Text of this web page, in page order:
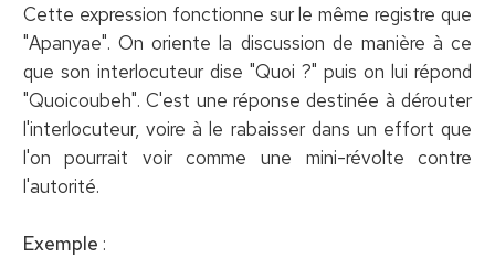
Cette expression fonctionne sur le même registre que
"Apanyae". On oriente la discussion de manière à ce
que son interlocuteur dise "Quoi ?" puis on lui répond
"Quoicoubeh". C'est une réponse destinée à dérouter
l'interlocuteur, voire à le rabaisser dans un effort que
l'on pourrait voir comme une mini-révolte contre
l'autorité.
Exemple :